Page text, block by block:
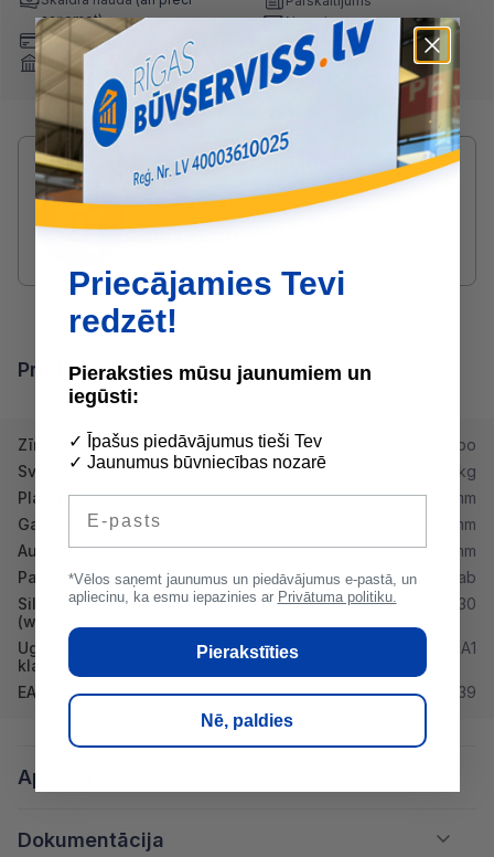
saņemot)
Maksājumu kartes
Internetbankas
Nomaksa
Radušies jautājumi par produktu?
SAZINIES AR ARTŪRS:
25806530
arturs@buvserviss.lv
Produkta īpašības
Zīmols
Fibo
Svars
900 kg
Platums
88 mm
Garums
498 mm
Augstums
198 mm
Paletē
100 gab
Siltumvadītspēja λd
(w/mk)
0.30
Ugunsdrošibas
klase
A1
EAN 4779024422339
Apraksts
Dokumentācija
Priecājamies Tevi
redzēt!
Pieraksties mūsu jaunumiem un
iegūsti:
✓ Īpašus piedāvājumus tieši Tev
✓ Jaunumus būvniecības nozarē
*Vēlos saņemt jaunumus un piedāvājumus e-pastā, un
apliecinu, ka esmu iepazinies ar Privātuma politiku.
Pierakstīties
Nē, paldies